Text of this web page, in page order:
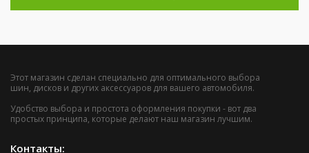
Этот магазин сделан специально для оптимального выбора
шин, дисков и других аксессуаров для вашего автомобиля.
Удобство выбора и простота оформления покупки - вот два
простых принципа, которые делают наш магазин лучшим.
Контакты: